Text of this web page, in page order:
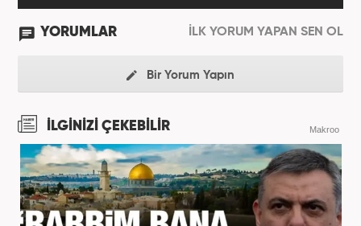
YORUMLAR İLK YORUM YAPAN SEN OL
Bir Yorum Yapın
İLGİNİZİ ÇEKEBİLİR Makroo